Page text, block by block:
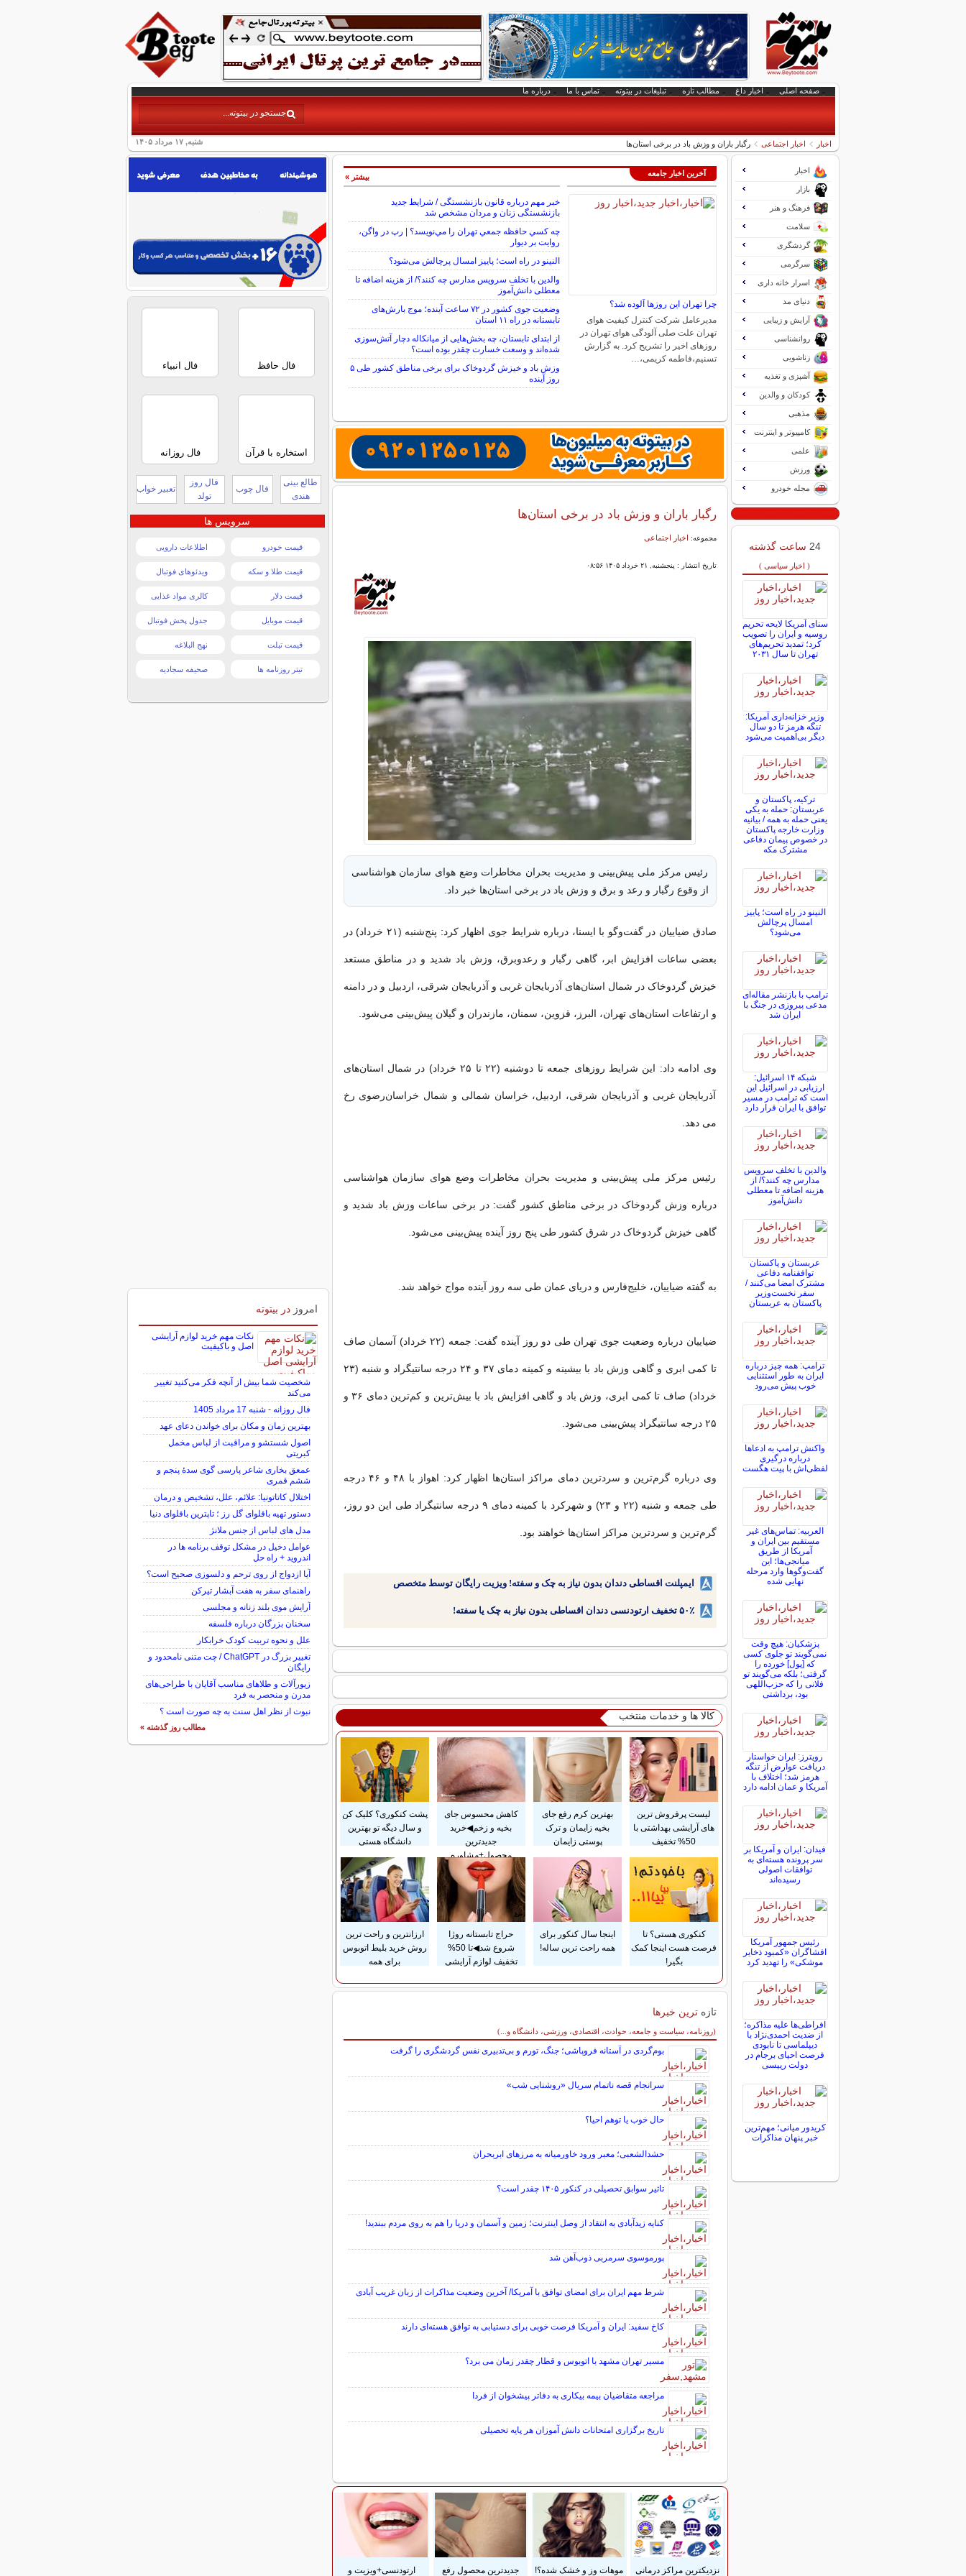
صفحه اصلی اخبار داغ مطالب تازه تبلیغات در بیتوته تماس با ما درباره ما
شنبه, ۱۷ مرداد ۱۴۰۵ اخبار اخبار اجتماعی رگبار باران و وزش باد در برخی استان‌ها
آخرین اخبار جامعه
چرا تهران این روزها آلوده شد؟
مدیرعامل شرکت کنترل کیفیت هوای
تهران علت صلی آلودگی هوای تهران در
روزهای اخیر را تشریح کرد. به گزارش
تسنیم،فاطمه کریمی،…
خبر مهم درباره قانون بازنشستگی / شرایط جدید
بازنشستگی زنان و مردان مشخص شد
چه كسي حافظه جمعي تهران را مي‌نويسد؟ | رپ در واگن،
روايت بر ديوار
النینو در راه است؛ پاییز امسال پرچالش می‌شود؟
والدین با تخلف سرویس مدارس چه کنند؟/ از هزینه اضافه تا
معطلی دانش‌آموز
وضعیت جوی کشور در ۷۲ ساعت آینده؛ موج بارش‌های
تابستانه در راه ۱۱ استان
از ابتدای تابستان، چه بخش‌هایی از میانکاله دچار آتش‌سوزی
شده‌اند و وسعت خسارت چقدر بوده است؟
وزش باد و خیزش گردوخاک برای برخی مناطق کشور طی ۵
روز آینده
بیشتر »
رگبار باران و وزش باد در برخی استان‌ها
مجموعه: اخبار اجتماعی
تاریخ انتشار : پنجشنبه, ۲۱ خرداد ۱۴۰۵ ۰۸:۵۶
رئیس مرکز ملی پیش‌بینی و مدیریت بحران مخاطرات وضع هوای سازمان هواشناسی
از وقوع رگبار و رعد و برق و وزش باد در برخی استان‌ها خبر داد.
صادق ضیاییان در گفت‌وگو با ایسنا، درباره شرایط جوی اظهار کرد: پنج‌شنبه (۲۱ خرداد) در
بعضی ساعات افزایش ابر، گاهی رگبار و رعدوبرق، وزش باد شدید و در مناطق مستعد
خیزش گردوخاک در شمال استان‌های آذربایجان‌ غربی و آذربایجان شرقی، اردبیل و در دامنه
و ارتفاعات استان‌های تهران، البرز، قزوین، سمنان، مازندران و گیلان پیش‌بینی می‌شود.
وی ادامه داد: این شرایط روزهای جمعه تا دوشنبه (۲۲ تا ۲۵ خرداد) در شمال استان‌های
آذربایجان غربی و آذربایجان شرقی، اردبیل، خراسان شمالی و شمال خراسان‌رضوی رخ
می دهد.
رئیس مرکز ملی پیش‌بینی و مدیریت بحران مخاطرات وضع هوای سازمان هواشناسی
درباره وزش گردوخاک در برخی مناطق کشور گفت: در برخی ساعات وزش باد شدید و
گاهی خیزش گردوخاک در شرق کشور طی پنج روز آینده پیش‌بینی می‌شود.
به گفته ضیاییان، خلیج‌فارس و دریای عمان طی سه روز آینده مواج خواهد شد.
ضیاییان درباره وضعیت جوی تهران طی دو روز آینده گفت: جمعه (۲۲ خرداد) آسمان صاف
تا کمی ابری و گاهی وزش باد با بیشینه و کمینه دمای ۳۷ و ۲۴ درجه سانتیگراد و شنبه (۲۳
خرداد) صاف تا کمی ابری، وزش باد و گاهی افزایش باد با بیش‌ترین و کم‌ترین دمای ۳۶ و
۲۵ درجه سانتیگراد پیش‌بینی می‌شود.
وی درباره گرم‌ترین و سردترین دمای مراکز استان‌ها اظهار کرد: اهواز با ۴۸ و ۴۶ درجه
طی جمعه و شنبه (۲۲ و ۲۳) و شهرکرد با کمینه دمای ۹ درجه سانتیگراد طی این دو روز،
گرم‌ترین و سردترین مراکز استان‌ها خواهند بود.
ایمپلنت اقساطی دندان بدون نیاز به چک و سفته! ویزیت رایگان توسط متخصص
۵۰٪ تخفیف ارتودنسی دندان اقساطی بدون نیاز به چک یا سفته!
کالا ها و خدمات منتخب
لیست پرفروش ترین
های آرایشی بهداشتی با
50% تخفیف
بهترین کرم رفع جای
بخیه زایمان و ترک
پوستی زایمان
کاهش محسوس جای
بخیه و زخم◀خرید
جدیدترین
محصول+مشاوره
پشت کنکوری؟ کلیک کن
و سال دیگه تو بهترین
دانشگاه هستی
کنکوری هستی؟ تا
فرصت هست اینجا کمک
بگیر!
اینجا سال کنکور برای
همه راحت ترین ساله!
حراج تابستانه روژا
شروع شد◀تا 50%
تخفیف لوازم آرایشی
ارزانترین و راحت ترین
روش خرید بلیط اتوبوس
برای همه
تازه ترین خبرها
(روزنامه، سیاست و جامعه، حوادث، اقتصادی، ورزشی، دانشگاه و...)
سایر خبرهای داغ
بوم‌گردی در آستانه فروپاشی؛ جنگ، تورم و بی‌تدبیری نفس گردشگری را گرفت
سرانجام قصه ناتمام سریال «روشنایی شب»
حال خوب یا توهم احیا؟
حشدالشعبی؛ معبر ورود خاورمیانه به مرزهای ابربحران
تاثیر سوابق تحصیلی در کنکور ۱۴۰۵ چقدر است؟
کنایه زیدآبادی به انتقاد از وصل اینترنت؛ زمین و آسمان و دریا را هم به روی مردم ببندید!
پورموسوی سرمربی ذوب‌آهن شد
شرط مهم ایران برای امضای توافق با آمریکا/ آخرین وضعیت مذاکرات از زبان غریب آبادی
کاخ سفید: ایران و آمریکا فرصت خوبی برای دستیابی به توافق هسته‌ای دارند
مسیر تهران مشهد با اتوبوس و قطار چقدر زمان می برد؟
مراجعه متقاضیان بیمه بیکاری به دفاتر پیشخوان از فردا
تاریخ برگزاری امتحانات دانش آموزان هر پایه تحصیلی
سایر خبرهای داغ
نزدیکترین مراکز درمانی موهات وز و خشک شده؟! جدیدترین محصول رفع ارتودنسی+ویزیت و
اخبار
بازار
فرهنگ و هنر
سلامت
گردشگری
سرگرمی
اسرار خانه داری
دنیای مد
آرایش و زیبایی
روانشناسی
زناشویی
آشپزی و تغذیه
کودکان و والدین
مذهبی
کامپیوتر و اینترنت
علمی
ورزش
مجله خودرو
24 ساعت گذشته
( اخبار سیاسی )
سنای آمریکا لایحه تحریم
روسیه و ایران را تصویب
کرد؛ تمدید تحریم‌های
تهران تا سال ۲۰۳۱
وزیر خزانه‌داری آمریکا:
تنگه هرمز تا دو سال
دیگر بی‌اهمیت می‌شود
ترکیه، پاکستان و
عربستان: حمله به یکی
یعنی حمله به همه / بیانیه
وزارت خارجه پاکستان
در خصوص پیمان دفاعی
مشترک مکه
النینو در راه است؛ پاییز
امسال پرچالش
می‌شود؟
ترامپ با بازنشر مقاله‌ای
مدعی پیروزی در جنگ با
ایران شد
شبکه ۱۴ اسرائیل:
ارزیابی در اسرائیل این
است که ترامپ در مسیر
توافق با ایران قرار دارد
والدین با تخلف سرویس
مدارس چه کنند؟/ از
هزینه اضافه تا معطلی
دانش‌آموز
عربستان و پاکستان
توافقنامه دفاعی
مشترک امضا می‌کنند /
سفر نخست‌وزیر
پاکستان به عربستان
ترامپ: همه چیز درباره
ایران به طور استثنایی
خوب پیش می‌رود
واکنش ترامپ به ادعاها
درباره درگیری
لفظی‌اش با پیت هگست
العربیه: تماس‌های غیر
مستقیم بین ایران و
آمریکا از طریق
میانجی‌ها؛ این
گفت‌و‌گو‌ها وارد مرحله
نهایی شده
پزشکیان: هیچ وقت
نمی‌گویند تو جلوی کسی
که [پول] خورده را
گرفتی؛ بلکه می‌گویند تو
فلانی را که حزب‌اللهی
بود، برداشتی
رویترز: ایران خواستار
دریافت عوارض از تنگه
هرمز شد؛ اختلاف با
آمریکا و عمان ادامه دارد
فیدان: ایران و آمریکا بر
سر پرونده هسته‌ای به
توافقات اصولی
رسیده‌اند
رئیس جمهور آمریکا
افشاگران «کمبود ذخایر
موشکی» را تهدید کرد
افراطی‌ها علیه مذاکره؛
از ضدیت احمدی‌نژاد با
دیپلماسی تا نابودی
فرصت احیای برجام در
دولت رییسی
کریدور میانی؛ مهم‌ترین
خبر پنهان مذاکرات
فال حافظ فال انبیاء
استخاره با قرآن فال روزانه
طالع بینی
هندی
فال چوب
فال روز
تولد
تعبیر خواب
سرویس ها
قیمت خودرو اطلاعات دارویی
قیمت طلا و سکه ویدئوهای فوتبال
قیمت دلار کالری مواد غذایی
قیمت موبایل جدول پخش فوتبال
قیمت تبلت نهج البلاغه
تیتر روزنامه ها صحیفه سجادیه
امروز در بیتوته
نکات مهم خرید لوازم آرایشی
اصل و باکیفیت
شخصیت شما بیش از آنچه فکر می‌کنید تغییر
می‌کند
فال روزانه - شنبه 17 مرداد 1405
بهترین زمان و مکان برای خواندن دعای عهد
اصول شستشو و مراقبت از لباس مخمل
کبریتی
عمعق بخاری شاعر پارسی گوی سدهٔ پنجم و
ششم قمری
اختلال کاتاتونیا: علائم، علل، تشخیص و درمان
دستور تهیه باقلوای گل رز ؛ تاپترین باقلوای دنیا
مدل های لباس از جنس ملانژ
عوامل دخیل در مشکل توقف برنامه ها در
اندروید + راه حل
آیا ازدواج از روی ترحم و دلسوزی صحیح است؟
راهنمای سفر به هفت آبشار تیرکن
آرایش موی بلند زنانه و مجلسی
سخنان بزرگان درباره فلسفه
علل و نحوه تربیت کودک خرابکار
تغییر بزرگ در ChatGPT / چت متنی نامحدود و
رایگان
زیورآلات و طلاهای مناسب آقایان با طراحی‌های
مدرن و منحصر به فرد
نبوت از نظر اهل سنت به چه صورت است ؟
مطالب روز گذشته »